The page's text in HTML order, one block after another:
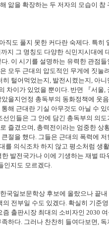
앎을 확장하는 두 저자의 모습이 참
직도 풀지 못한 커다란 숙제다. 특히
지 그 명칭도 다양한 식민지시대에
다. 이 시기를 설명하는 유력한 관점들
모두 근대의 압도적인 무게에 짓눌려
히 털어먹었는지, 발전시켰는지, 아니
차이가 있었을 뿐이다. 반면 『서울,
을지언정 총독부의 동화정책에 웃
해 근대란 기실 아무것도 아닐 수 있
선인들은 그 안에 담긴 총독부의 의도
즐겼으며, 총력전이라는 엄중한 상
절을 했다. 그들은 근대의 폭력에 저
를 의식조차 하지 않고 평소처럼 생
한 발전국가나 이에 기생하는 재벌 따
인지도 모르겠다.
국일보문학상 후보에 올랐으나 끝내
의 전부일 수도 있겠다. 확실히 기준영
즘 출판시장 최대의 소비자인 2030 여
족하다. 그러나 찬찬히 들여다보면, 독